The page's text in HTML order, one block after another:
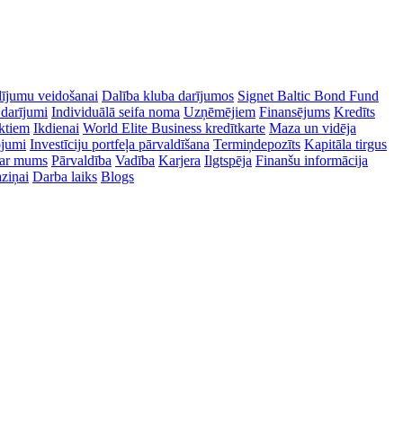
veidošanai Dalība kluba darījumos Signet Baltic Bond Fund
Individuālā seifa noma Uzņēmējiem Finansējums Kredīts
Ikdienai World Elite Business kredītkarte Maza un vidēja
Investīciju portfeļa pārvaldīšana Termiņdepozīts Kapitāla tirgus
mums Pārvaldība Vadība Karjera Ilgtspēja Finanšu informācija
Darba laiks Blogs